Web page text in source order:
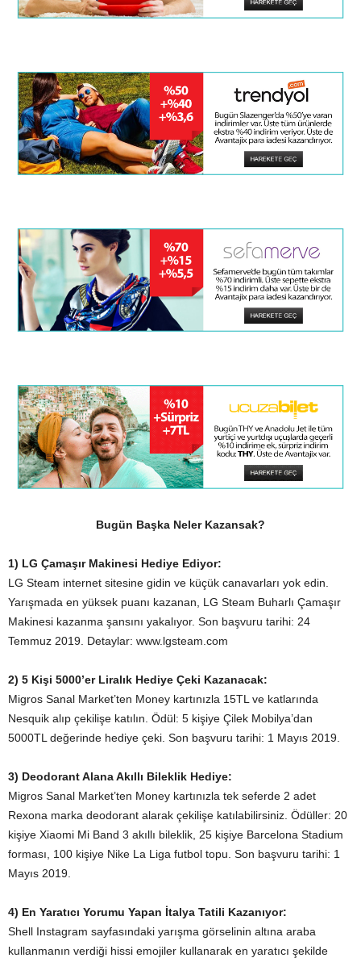
Bugün Başka Neler Kazansak?
1) LG Çamaşır Makinesi Hediye Ediyor:
LG Steam internet sitesine gidin ve küçük canavarları yok edin.
Yarışmada en yüksek puanı kazanan, LG Steam Buharlı Çamaşır
Makinesi kazanma şansını yakalıyor. Son başvuru tarihi: 24
Temmuz 2019. Detaylar: www.lgsteam.com
2) 5 Kişi 5000’er Liralık Hediye Çeki Kazanacak:
Migros Sanal Market’ten Money kartınızla 15TL ve katlarında
Nesquik alıp çekilişe katılın. Ödül: 5 kişiye Çilek Mobilya’dan
5000TL değerinde hediye çeki. Son başvuru tarihi: 1 Mayıs 2019.
3) Deodorant Alana Akıllı Bileklik Hediye:
Migros Sanal Market’ten Money kartınızla tek seferde 2 adet
Rexona marka deodorant alarak çekilişe katılabilirsiniz. Ödüller: 20
kişiye Xiaomi Mi Band 3 akıllı bileklik, 25 kişiye Barcelona Stadium
forması, 100 kişiye Nike La Liga futbol topu. Son başvuru tarihi: 1
Mayıs 2019.
4) En Yaratıcı Yorumu Yapan İtalya Tatili Kazanıyor:
Shell Instagram sayfasındaki yarışma görselinin altına araba
kullanmanın verdiği hissi emojiler kullanarak en yaratıcı şekilde